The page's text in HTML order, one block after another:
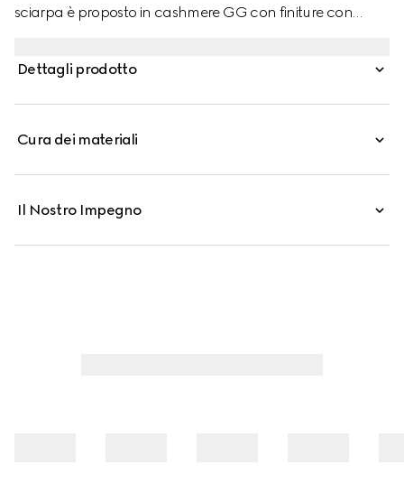
sciarpa è proposto in cashmere GG con finiture con
Dettagli prodotto
Cura dei materiali
Il Nostro Impegno